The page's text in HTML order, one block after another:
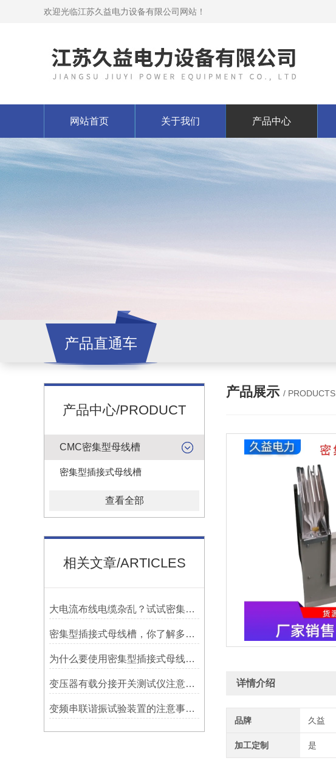
欢迎光临江苏久益电力设备有限公司网站！
网站首页 关于我们 产品中心
产品直通车
产品中心/PRODUCT
CMC密集型母线槽
密集型插接式母线槽
查看全部
相关文章/ARTICLES
大电流布线电缆杂乱？试试密集型插接式母线槽
密集型插接式母线槽，你了解多少？
为什么要使用密集型插接式母线槽，原因是什么
变压器有载分接开关测试仪注意事项及常见故障处理
变频串联谐振试验装置的注意事项以及故障排除
产品展示 / PRODUCTS
详情介绍
品牌 久益
加工定制 是